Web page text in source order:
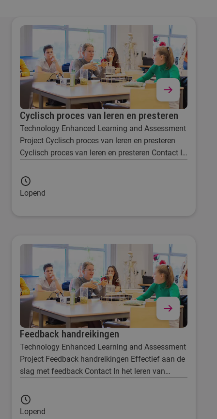
Cyclisch proces van leren en presteren
Technology Enhanced Learning and Assessment
Project Cyclisch proces van leren en presteren
Cyclisch proces van leren en presteren Contact In
kern van een succesvolle opleiding een "rijke"
dialoog tussen student, docenten en
Lopend
Feedback handreikingen
Technology Enhanced Learning and Assessment
Project Feedback handreikingen Effectief aan de
slag met feedback Contact In het leren van
een grote rol. Zeker in het onderwijs. Hier zijn al
talloze werkvormen voor ontwikkeld, echter het
Lopend